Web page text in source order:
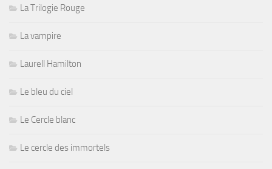
La Trilogie Rouge
La vampire
Laurell Hamilton
Le bleu du ciel
Le Cercle blanc
Le cercle des immortels